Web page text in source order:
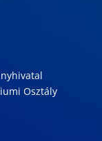
Osztály